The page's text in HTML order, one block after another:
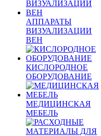
АППАРАТЫ
ВИЗУАЛИЗАЦИИ
ВЕН
КИСЛОРОДНОЕ
ОБОРУДОВАНИЕ
МЕДИЦИНСКАЯ
МЕБЕЛЬ